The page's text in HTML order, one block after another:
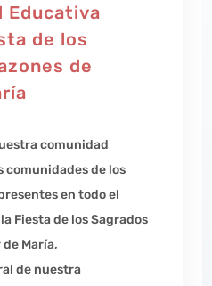
Educativa
de los
de
comunidad
comunidades de los
en todo el
Fiesta de los Sagrados
María,
de nuestra